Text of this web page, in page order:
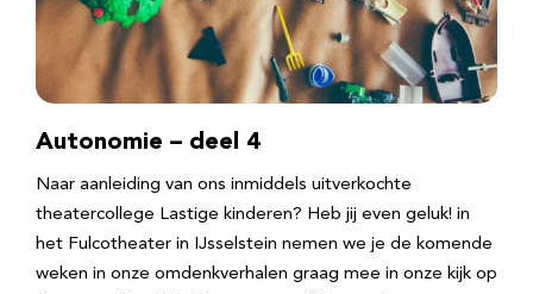
Autonomie – deel 4
Naar aanleiding van ons inmiddels uitverkochte
theatercollege Lastige kinderen? Heb jij even geluk! in
het Fulcotheater in IJsselstein nemen we je de komende
weken in onze omdenkverhalen graag mee in onze kijk op